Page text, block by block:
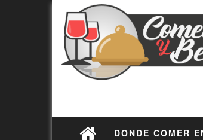
DONDE COMER